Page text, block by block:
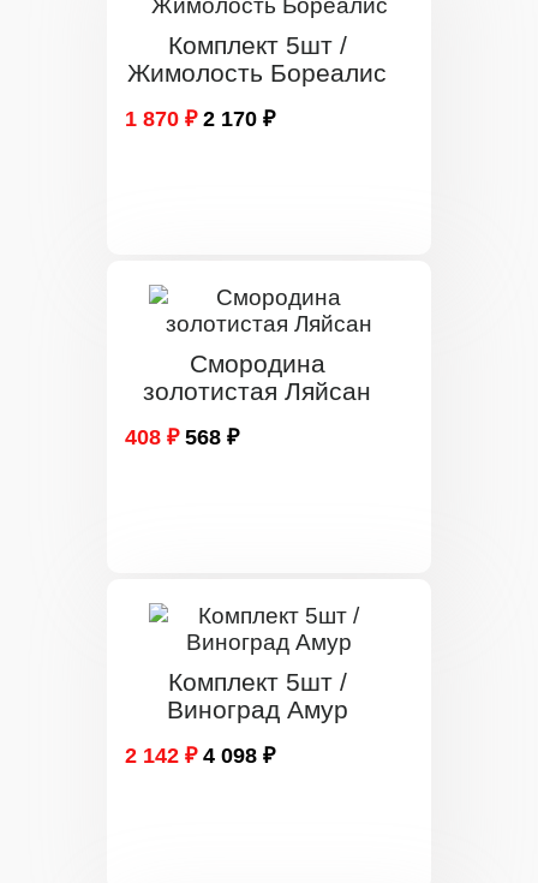
Комплект 5шт /
Жимолость Бореалис
1 870 ₽ 2 170 ₽
Смородина
золотистая Ляйсан
408 ₽ 568 ₽
Комплект 5шт /
Виноград Амур
2 142 ₽ 4 098 ₽